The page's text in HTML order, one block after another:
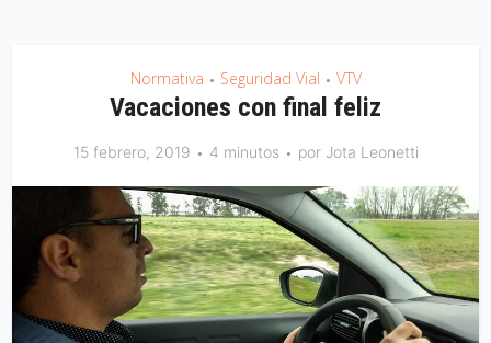
Normativa • Seguridad Vial • VTV
Vacaciones con final feliz
15 febrero, 2019 4 minutos por Jota Leonetti